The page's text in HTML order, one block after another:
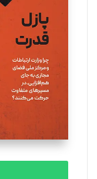
یسنا
تحریریه
ملینا
تحریریه
مصطفی
تحریریه